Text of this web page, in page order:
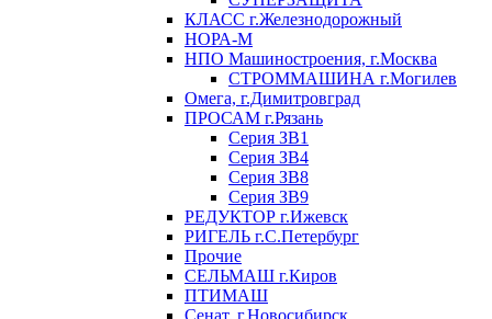
КЛАСС г.Железнодорожный
НОРА-М
НПО Машиностроения, г.Москва
СТРОММАШИНА г.Могилев
Омега, г.Димитровград
ПРОСАМ г.Рязань
Серия ЗВ1
Серия ЗВ4
Серия ЗВ8
Серия ЗВ9
РЕДУКТОР г.Ижевск
РИГЕЛЬ г.С.Петербург
Прочие
СЕЛЬМАШ г.Киров
ПТИМАШ
Сенат, г.Новосибирск